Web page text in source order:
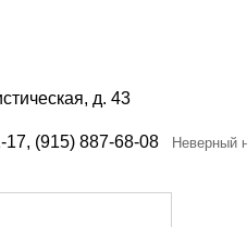
д. 43
17, (915) 887-68-08 Неверный